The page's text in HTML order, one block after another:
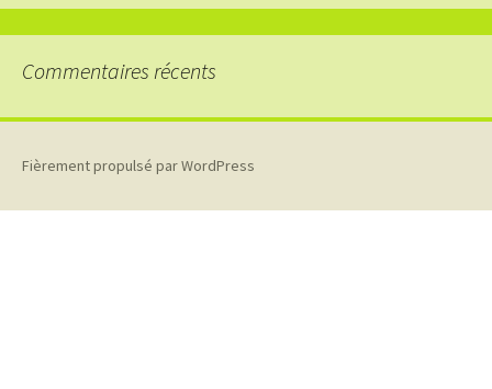
Commentaires récents
Fièrement propulsé par WordPress